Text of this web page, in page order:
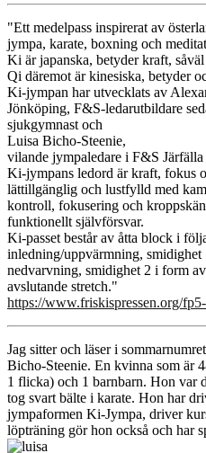
"Ett medelpass inspirerat av
jympa, karate, boxning och
Ki är japanska, betyder kraft,
Qi däremot är kinesiska, betyder
Ki-jympan har utvecklats av
Jönköping, F&S-ledarutbildare
sjukgymnast och
Luisa Bicho-Steenie,
vilande jympaledare i F&S
Ki-jympans ledord är kraft, fokus
lättillgänglig och lustfylld med
kontroll, fokusering och
funktionellt självförsvar.
Ki-passet består av åtta block i
inledning/uppvärmning,
nedvarvning, smidighet 2 i form
avslutande stretch."
https://www.friskispressen.org/
Jag sitter och läser i
Bicho-Steenie. En kvinna som är
1 flicka) och 1 barnbarn. Hon var
tog svart bälte i karate. Hon har
jympaformen Ki-Jympa, driver
löpträning gör hon också och har